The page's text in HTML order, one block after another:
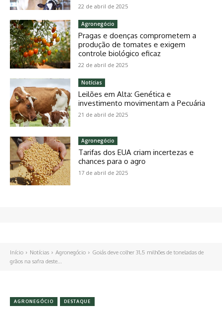
22 de abril de 2025
Agronegócio
Pragas e doenças comprometem a
produção de tomates e exigem
controle biológico eficaz
22 de abril de 2025
Notícias
Leilões em Alta: Genética e
investimento movimentam a Pecuária
21 de abril de 2025
Agronegócio
Tarifas dos EUA criam incertezas e
chances para o agro
17 de abril de 2025